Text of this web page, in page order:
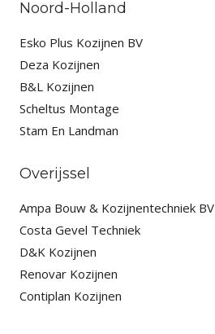
Noord-Holland
Esko Plus Kozijnen BV
Deza Kozijnen
B&L Kozijnen
Scheltus Montage
Stam En Landman
Overijssel
Ampa Bouw & Kozijnentechniek BV
Costa Gevel Techniek
D&K Kozijnen
Renovar Kozijnen
Contiplan Kozijnen